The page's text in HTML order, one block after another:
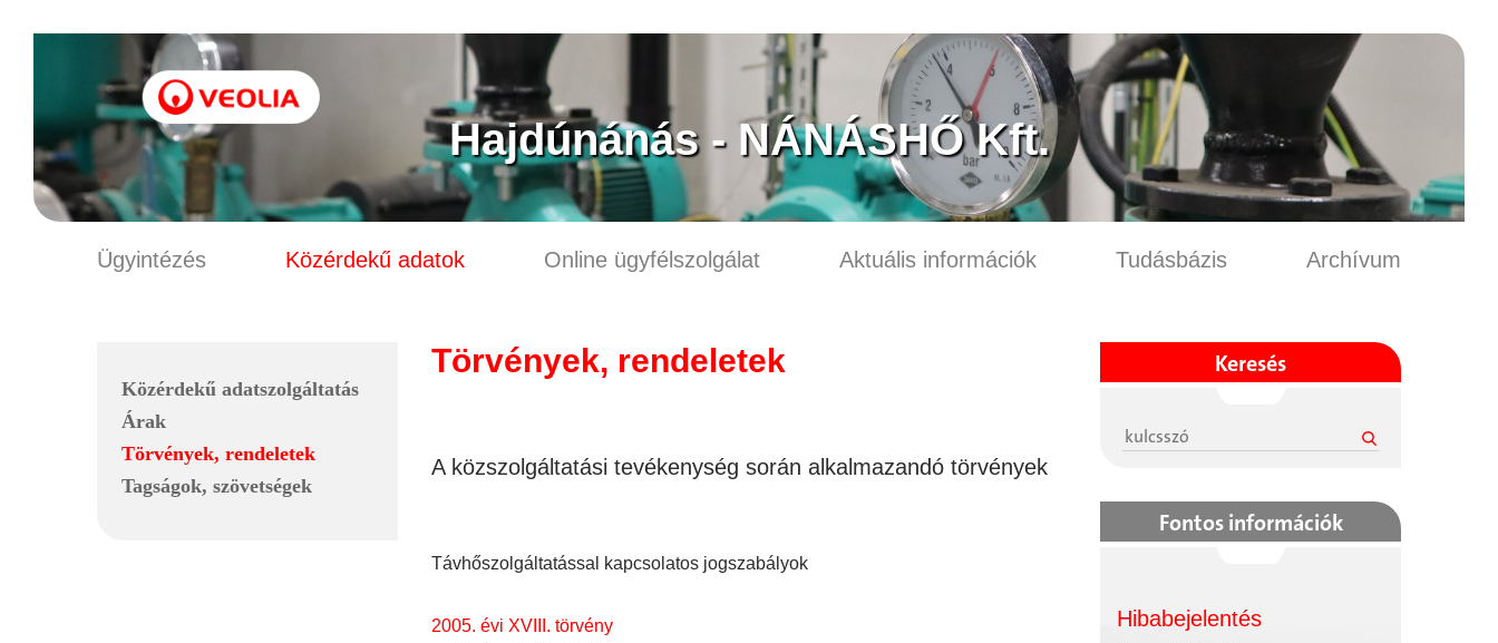
Hajdúnánás - NÁNÁSHŐ Kft.
Ügyintézés Közérdekű adatok Online ügyfélszolgálat Aktuális információk Tudásbázis Archívum
Közérdekű adatszolgáltatás
Árak
Törvények, rendeletek
Tagságok, szövetségek
Törvények, rendeletek
A közszolgáltatási tevékenység során alkalmazandó törvények
Távhőszolgáltatással kapcsolatos jogszabályok
2005. évi XVIII. törvény
Keresés
Fontos információk
Hibabejelentés